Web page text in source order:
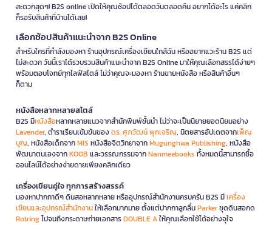
สะดวกสุดๆ! B2S online เปิดให้คุณช้อปได้ตลอดวันตลอดคืน อยากได้อะไร แค่คลิก
ก็รอรับสินค้าที่บ้านได้เลย!
เลือกช้อปสินค้าแนะนำจาก B2S Online
สำหรับใครที่กำลังมองหา ร้านอุปกรณ์เครื่องเขียนใกล้ฉัน หรืออยากแวะร้าน B2S แต่
ไม่สะดวก วันนี้เราได้รวบรวมสินค้าแนะนำจาก B2S Online มาให้คุณเลือกสรรได้ง่ายๆ
พร้อมตอบโจทย์ทุกไลฟ์สไตล์ ไม่ว่าคุณจะมองหา ร้านขายหนังสือ หรือสินค้าอื่นๆ
ก็ตาม
หนังสือหลากหลายสไตล์
B2S มีหนังสือหลากหลายแนวจากสำนักพิมพ์ชั้นนำ ไม่ว่าจะเป็นนิยายยอดนิยมอย่าง
Lavender, ตำราเรียนเข้มข้นของดร. ศุภวัฒน์ พุกเจริญ, นิตยสารอัปเดตจากเพ็ญ
บุญ, หนังสือเด็กจากMIS หนังสือจิตวิทยาจากMugunghwa Publishing, หนังสือ
พัฒนาตนเองจากKOOB และวรรณกรรมจากNanmeebooks ทั้งหมดนี้สามารถซื้อ
ออนไลน์ได้อย่างง่ายดายเพียงคลิกเดียว
เครื่องเขียนคู่ใจ ทุกการสร้างสรรค์
มองหาปากกาดีๆ ดินสอหลากหลาย หรืออุปกรณ์สำนักงานครบครัน B2S มีเครื่อง
เขียนและอุปกรณ์สำนักงานให้เลือกมากมาย ตั้งแต่ปากกาลูกลื่นParkerชุดดินสอกด
Rotringไปจนถึงกระดาษถ่ายเอกสารDOUBLE Aให้คุณเลือกใช้ได้อย่างจุใจ